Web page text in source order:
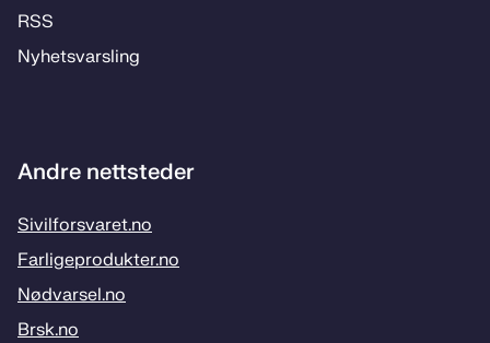
RSS
Nyhetsvarsling
Andre nettsteder
Sivilforsvaret.no
Farligeprodukter.no
Nødvarsel.no
Brsk.no